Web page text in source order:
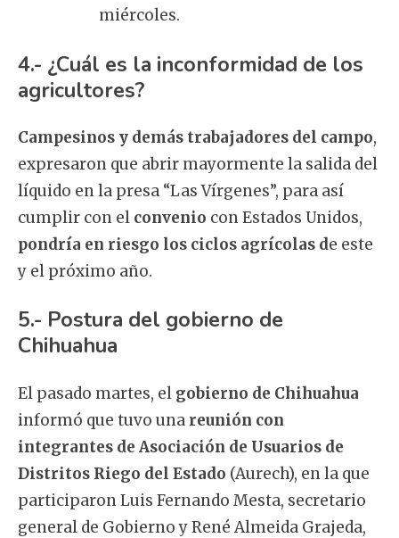
miércoles.
4.- ¿Cuál es la inconformidad de los
agricultores?
Campesinos y demás trabajadores del campo,
expresaron que abrir mayormente la salida del
líquido en la presa “Las Vírgenes”, para así
cumplir con el convenio con Estados Unidos,
pondría en riesgo los ciclos agrícolas de este
y el próximo año.
5.- Postura del gobierno de
Chihuahua
El pasado martes, el gobierno de Chihuahua
informó que tuvo una reunión con
integrantes de Asociación de Usuarios de
Distritos Riego del Estado (Aurech), en la que
participaron Luis Fernando Mesta, secretario
general de Gobierno y René Almeida Grajeda,